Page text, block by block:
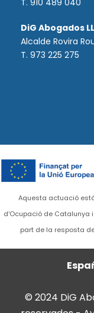
T. 910 489 040
DiG Abogados
Alcalde Rovira
T. 973 225 275
Aquesta actuació
d'Ocupació de Catalunya
part de la resposta
© 2024 DiG